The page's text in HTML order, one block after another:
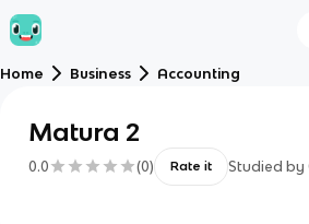
Home Business Accounting
Matura 2
0.0 (0) Rate it Studied by